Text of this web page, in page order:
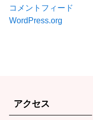
コメントフィード
WordPress.org
アクセス